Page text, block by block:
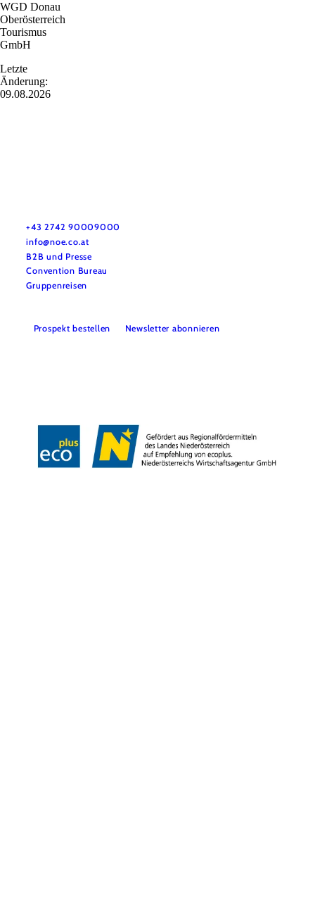
WGD Donau
Oberösterreich
Tourismus
GmbH
Letzte
Änderung:
09.08.2026
+43 2742 90009000
info@noe.co.at
B2B und Presse
Convention Bureau
Gruppenreisen
Prospekt bestellen Newsletter abonnieren